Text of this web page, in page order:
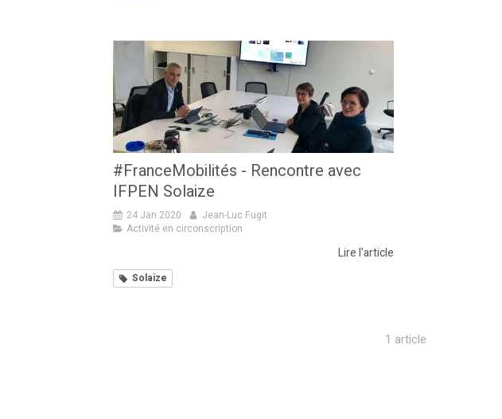
#FranceMobilités - Rencontre avec
IFPEN Solaize
24 Jan 2020
Jean-Luc Fugit
Activité en circonscription
Lire l'article
Solaize
1 article